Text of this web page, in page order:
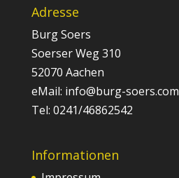
Adresse
Burg Soers
Soerser Weg 310
52070 Aachen
eMail: info@burg-soers.com
Tel: 0241/46862542
Informationen